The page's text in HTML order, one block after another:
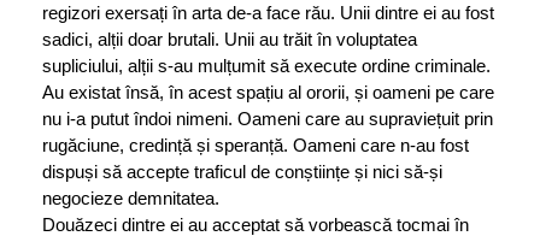
regizori exersați în arta de-a face rău. Unii dintre ei au fost
sadici, alții doar brutali. Unii au trăit în voluptatea
supliciului, alții s-au mulțumit să execute ordine criminale.
Au existat însă, în acest spațiu al ororii, și oameni pe care
nu i-a putut îndoi nimeni. Oameni care au supraviețuit prin
rugăciune, credință și speranță. Oameni care n-au fost
dispuși să accepte traficul de conștiințe și nici să-și
negocieze demnitatea.
Douăzeci dintre ei au acceptat să vorbească tocmai în